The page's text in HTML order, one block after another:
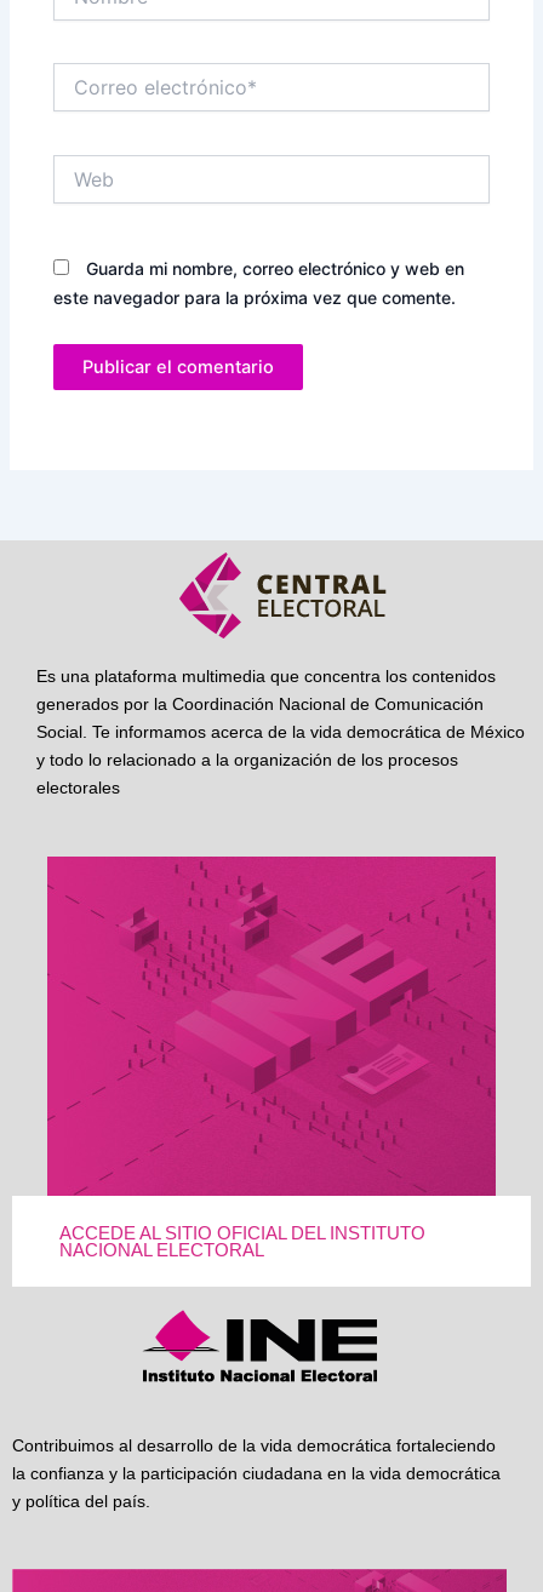
electrónico*
Guarda mi nombre, correo electrónico y web en
este navegador para la próxima vez que comente.
Es una plataforma multimedia que concentra los contenidos
generados por la Coordinación Nacional de Comunicación
Social. Te informamos acerca de la vida democrática de México
y todo lo relacionado a la organización de los procesos
electorales
ACCEDE AL SITIO OFICIAL DEL INSTITUTO
NACIONAL ELECTORAL
Contribuimos al desarrollo de la vida democrática fortaleciendo
la confianza y la participación ciudadana en la vida democrática
y política del país.